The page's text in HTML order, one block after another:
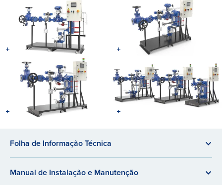
Folha de Informação Técnica
Manual de Instalação e Manutenção